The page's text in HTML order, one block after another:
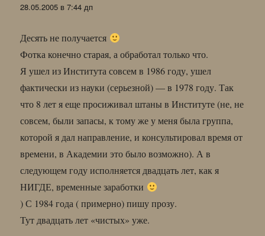
28.05.2005 в 7:44 дп
Десять не получается
Фотка конечно старая, а обработал только что.
Я ушел из Института совсем в 1986 году, ушел
фактически из науки (серьезной) — в 1978 году. Так
что 8 лет я еще просиживал штаны в Институте (не, не
совсем, были запасы, к тому же у меня была группа,
которой я дал направление, и консультировал время от
времени, в Академии это было возможно). А в
следующем году исполняется двадцать лет, как я
НИГДЕ, временные заработки
) С 1984 года ( примерно) пишу прозу.
Тут двадцать лет «чистых» уже.